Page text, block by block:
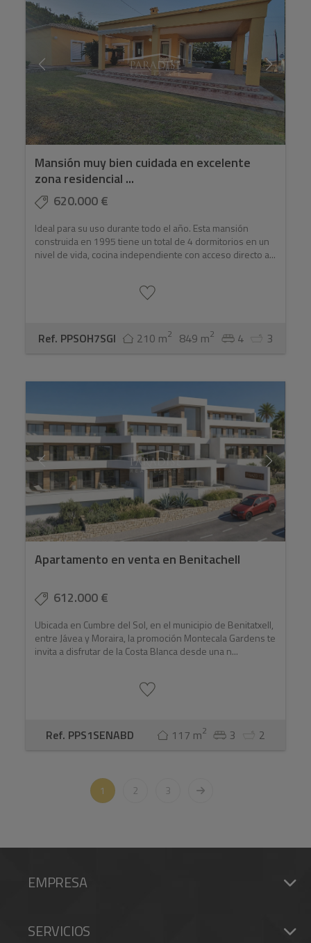
Mansión muy bien cuidada en excelente
zona residencial ...
620.000 €
Ideal para su uso durante todo el año. Esta mansión
construida en 1995 tiene un total de 4 dormitorios en un
nivel de vida, cocina independiente con acceso directo a...
Ref. PPSOH7SGI 210 m2 849 m2 4 3
Apartamento en venta en Benitachell
612.000 €
Ubicada en Cumbre del Sol, en el municipio de Benitatxell,
entre Jávea y Moraira, la promoción Montecala Gardens te
invita a disfrutar de la Costa Blanca desde una n...
Ref. PPS1SENABD 117 m2 3 2
1 2 3
EMPRESA
SERVICIOS